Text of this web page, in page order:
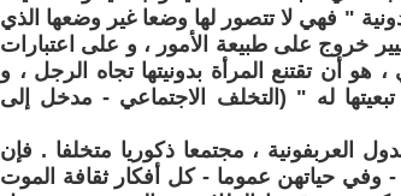
" فهي لا تتصور لها وضعا غير وضعها الذي
خروج على طبيعة الأمور ، و على اعتبارات
أن تقتنع المرأة بدونيتها تجاه الرجل ، و
له " (التخلف الاجتماعي - مدخل إلى
العربفونية ، مجتمعا ذكوريا متخلفا . فإن
وفي حياتهن عموما - كل أفكار ثقافة الموت